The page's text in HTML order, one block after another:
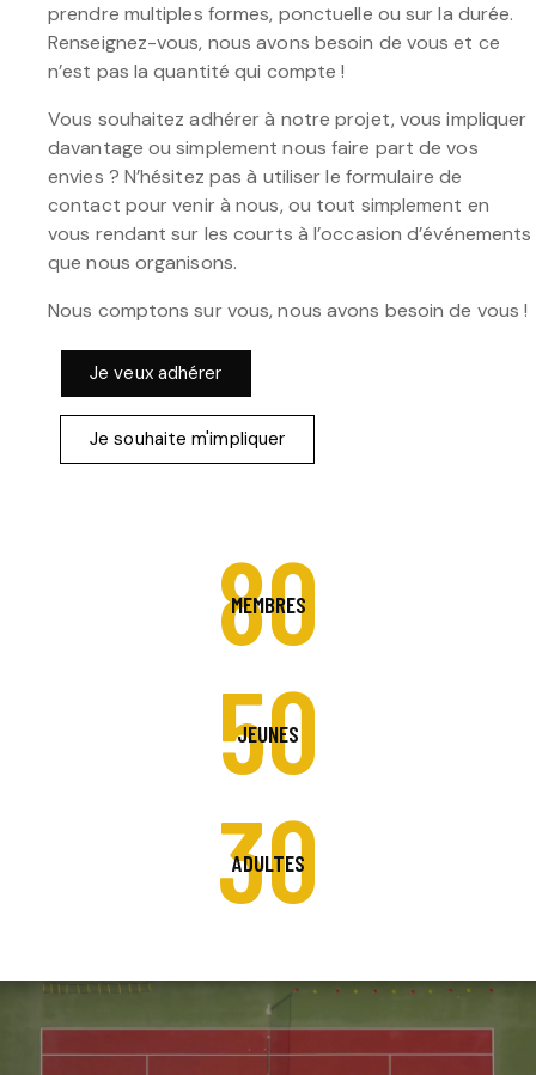
prendre multiples formes, ponctuelle ou sur la durée.
Renseignez-vous, nous avons besoin de vous et ce
n’est pas la quantité qui compte !
Vous souhaitez adhérer à notre projet, vous impliquer
davantage ou simplement nous faire part de vos
envies ? N’hésitez pas à utiliser le formulaire de
contact pour venir à nous, ou tout simplement en
vous rendant sur les courts à l’occasion d’événements
que nous organisons.
Nous comptons sur vous, nous avons besoin de vous !
Je veux adhérer
Je souhaite m'impliquer
80
MEMBRES
50
JEUNES
30
ADULTES